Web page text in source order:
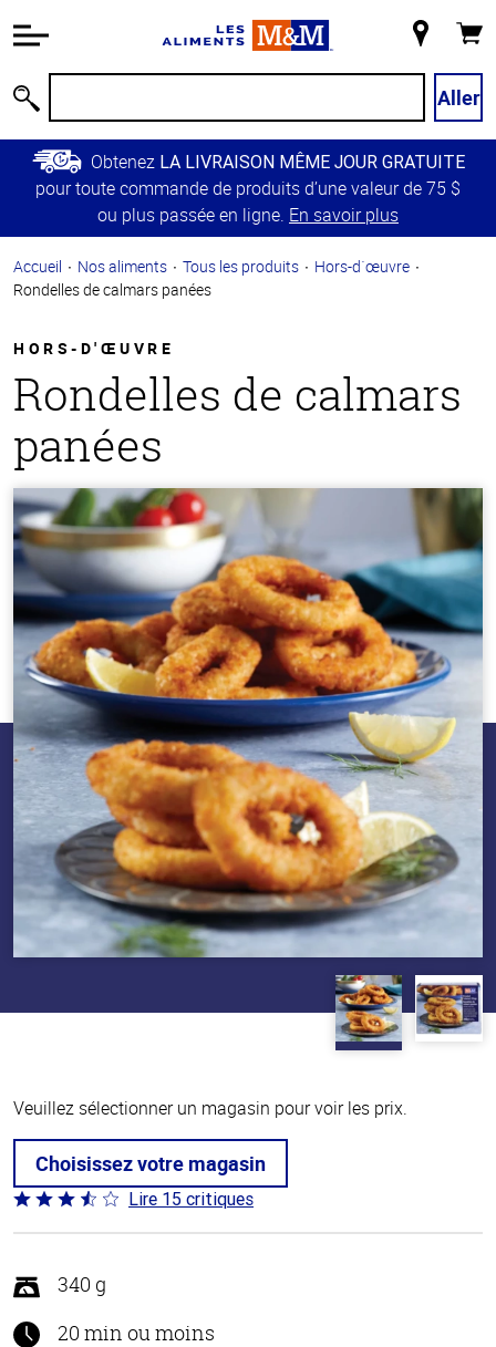
relative à
Passer
contenu
principal
Retour à
principale
magasin
Aller
Obtenez LA LIVRAISON MÊME JOUR GRATUITE
pour toute commande de produits d’une valeur de 75 $
ou plus passée en ligne. En savoir plus
Accueil Nos aliments Tous les produits
Hors-d`œuvre
Rondelles de calmars panées
HORS-D'ŒUVRE
Rondelles de calmars
panées
Veuillez sélectionner un magasin pour voir les prix.
Choisissez votre magasin
Coté
3.5 sur
Lire 15 critiques
340 g
20 min ou moins